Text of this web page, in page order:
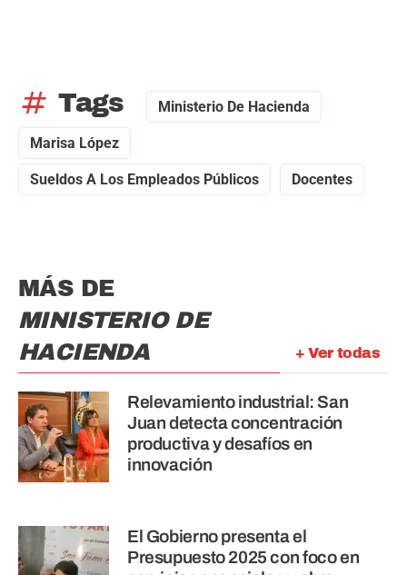
tag Tags Ministerio De Hacienda
Marisa López
Sueldos A Los Empleados Públicos Docentes
+ Ver todas
MÁS DE
MINISTERIO DE
HACIENDA
Relevamiento industrial: San
Juan detecta concentración
productiva y desafíos en
innovación
El Gobierno presenta el
Presupuesto 2025 con foco en